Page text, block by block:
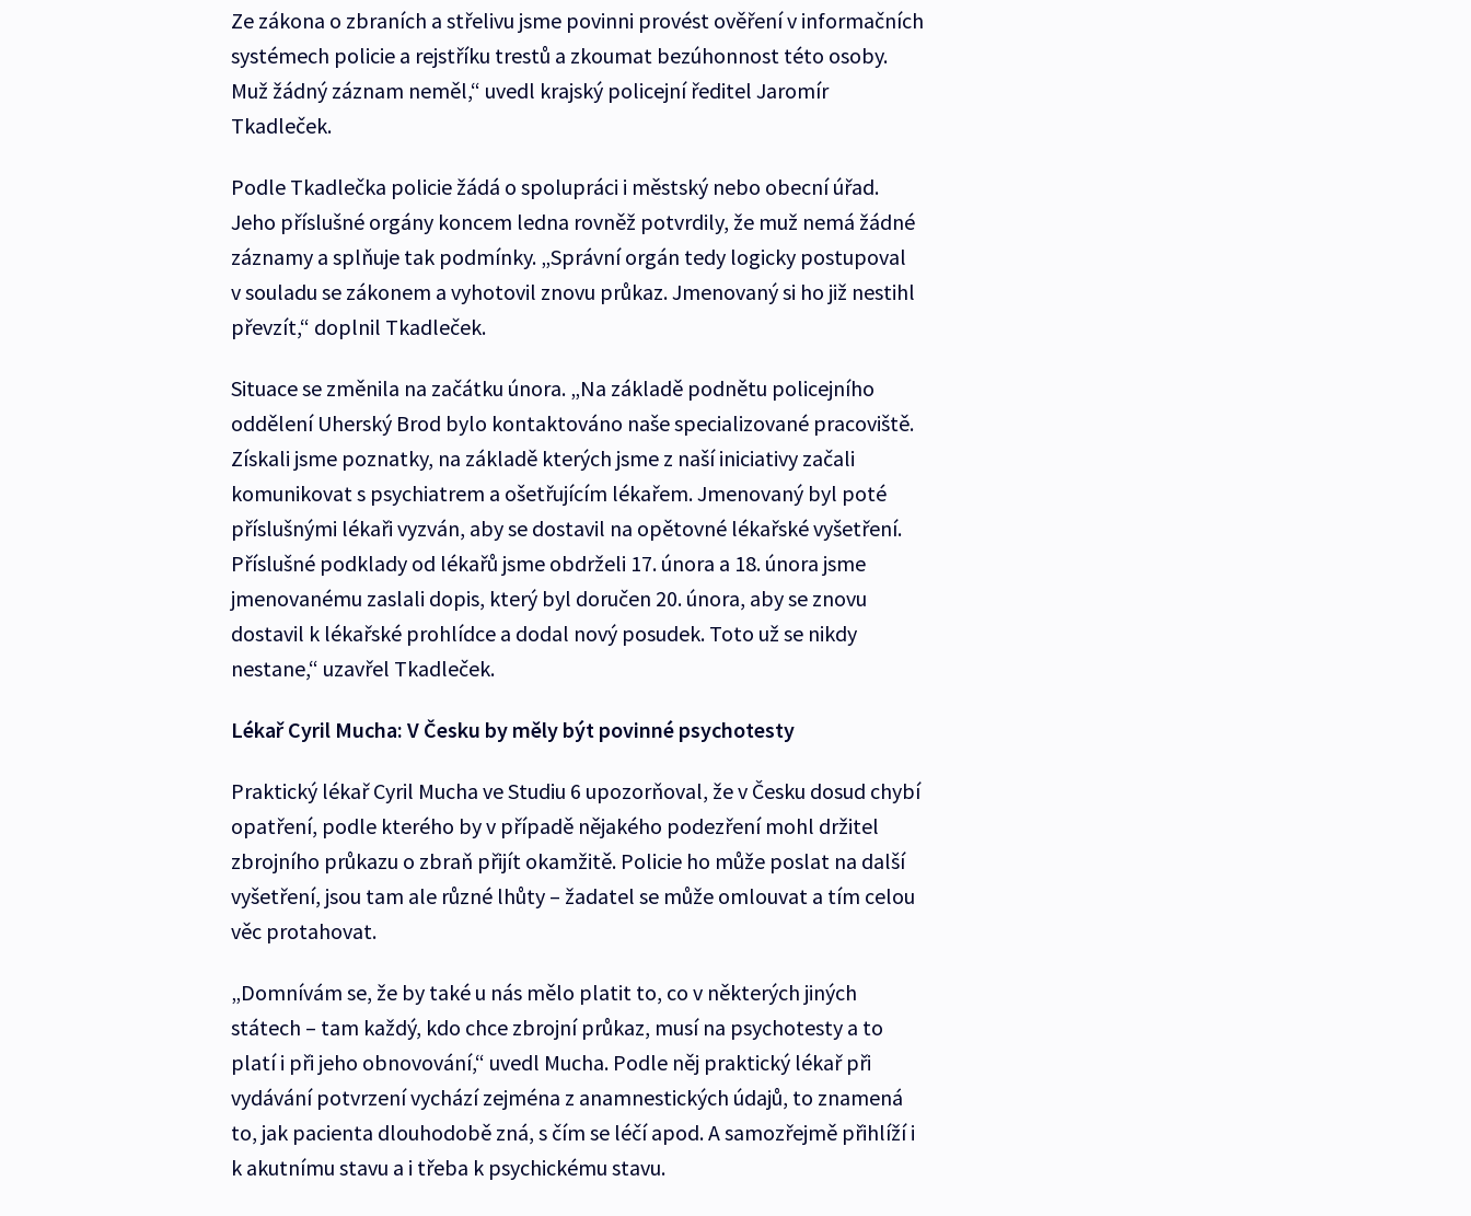
Ze zákona o zbraních a střelivu jsme povinni provést ověření v informačních
systémech policie a rejstříku trestů a zkoumat bezúhonnost této osoby.
Muž žádný záznam neměl,“ uvedl krajský policejní ředitel Jaromír
Tkadleček.
Podle Tkadlečka policie žádá o spolupráci i městský nebo obecní úřad.
Jeho příslušné orgány koncem ledna rovněž potvrdily, že muž nemá žádné
záznamy a splňuje tak podmínky. „Správní orgán tedy logicky postupoval
v souladu se zákonem a vyhotovil znovu průkaz. Jmenovaný si ho již nestihl
převzít,“ doplnil Tkadleček.
Situace se změnila na začátku února. „Na základě podnětu policejního
oddělení Uherský Brod bylo kontaktováno naše specializované pracoviště.
Získali jsme poznatky, na základě kterých jsme z naší iniciativy začali
komunikovat s psychiatrem a ošetřujícím lékařem. Jmenovaný byl poté
příslušnými lékaři vyzván, aby se dostavil na opětovné lékařské vyšetření.
Příslušné podklady od lékařů jsme obdrželi 17. února a 18. února jsme
jmenovanému zaslali dopis, který byl doručen 20. února, aby se znovu
dostavil k lékařské prohlídce a dodal nový posudek. Toto už se nikdy
nestane,“ uzavřel Tkadleček.
Lékař Cyril Mucha: V Česku by měly být povinné psychotesty
Praktický lékař Cyril Mucha ve Studiu 6 upozorňoval, že v Česku dosud chybí
opatření, podle kterého by v případě nějakého podezření mohl držitel
zbrojního průkazu o zbraň přijít okamžitě. Policie ho může poslat na další
vyšetření, jsou tam ale různé lhůty – žadatel se může omlouvat a tím celou
věc protahovat.
„Domnívám se, že by také u nás mělo platit to, co v některých jiných
státech – tam každý, kdo chce zbrojní průkaz, musí na psychotesty a to
platí i při jeho obnovování,“ uvedl Mucha. Podle něj praktický lékař při
vydávání potvrzení vychází zejména z anamnestických údajů, to znamená
to, jak pacienta dlouhodobě zná, s čím se léčí apod. A samozřejmě přihlíží i
k akutnímu stavu a i třeba k psychickému stavu.